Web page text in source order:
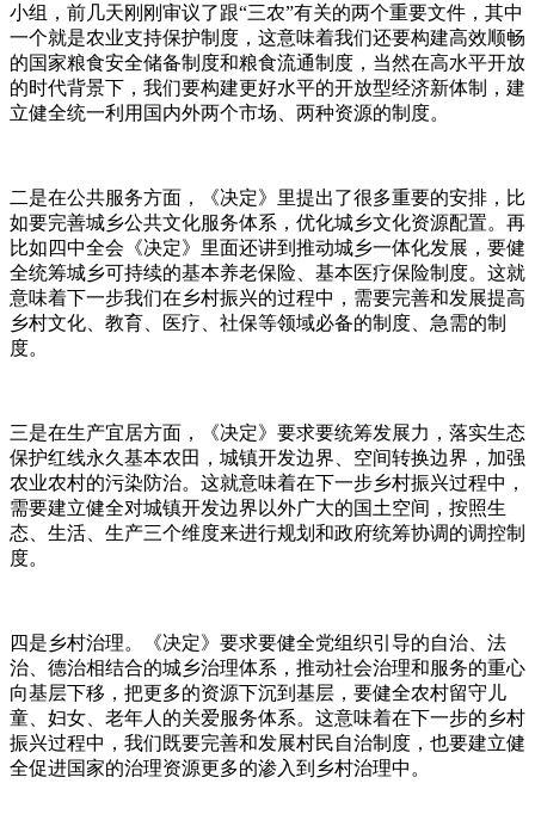
小组，前几天刚刚审议了跟“三农”有关的两个重要文件，其中
一个就是农业支持保护制度，这意味着我们还要构建高效顺畅
的国家粮食安全储备制度和粮食流通制度，当然在高水平开放
的时代背景下，我们要构建更好水平的开放型经济新体制，建
立健全统一利用国内外两个市场、两种资源的制度。
二是在公共服务方面，《决定》里提出了很多重要的安排，比
如要完善城乡公共文化服务体系，优化城乡文化资源配置。再
比如四中全会《决定》里面还讲到推动城乡一体化发展，要健
全统筹城乡可持续的基本养老保险、基本医疗保险制度。这就
意味着下一步我们在乡村振兴的过程中，需要完善和发展提高
乡村文化、教育、医疗、社保等领域必备的制度、急需的制
度。
三是在生产宜居方面，《决定》要求要统筹发展力，落实生态
保护红线永久基本农田，城镇开发边界、空间转换边界，加强
农业农村的污染防治。这就意味着在下一步乡村振兴过程中，
需要建立健全对城镇开发边界以外广大的国土空间，按照生
态、生活、生产三个维度来进行规划和政府统筹协调的调控制
度。
四是乡村治理。《决定》要求要健全党组织引导的自治、法
治、德治相结合的城乡治理体系，推动社会治理和服务的重心
向基层下移，把更多的资源下沉到基层，要健全农村留守儿
童、妇女、老年人的关爱服务体系。这意味着在下一步的乡村
振兴过程中，我们既要完善和发展村民自治制度，也要建立健
全促进国家的治理资源更多的渗入到乡村治理中。